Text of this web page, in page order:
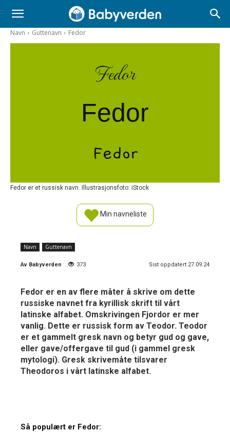
Navn Guttenavn Fedor
Fedor
Fedor
Fedor
Fedor er et russisk navn. Illustrasjonsfoto: iStock
Min navneliste
Navn Guttenavn
Av Babyverden 373 Sist oppdatert 27.09.24
Fedor er en av flere måter å skrive om dette
russiske navnet fra kyrillisk skrift til vårt
latinske alfabet. Omskrivingen Fjordor er mer
vanlig. Dette er russisk form av Teodor. Teodor
er et gammelt gresk navn og betyr gud og gave,
eller gave/offergave til gud (i gammel gresk
mytologi). Gresk skrivemåte tilsvarer
Theodoros i vårt latinske alfabet.
Så populært er Fedor: